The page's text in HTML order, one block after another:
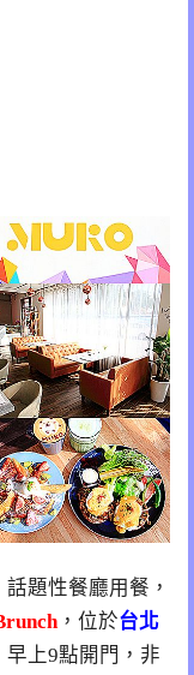
題性餐廳用餐，
，位於台北
早上9點開門，非